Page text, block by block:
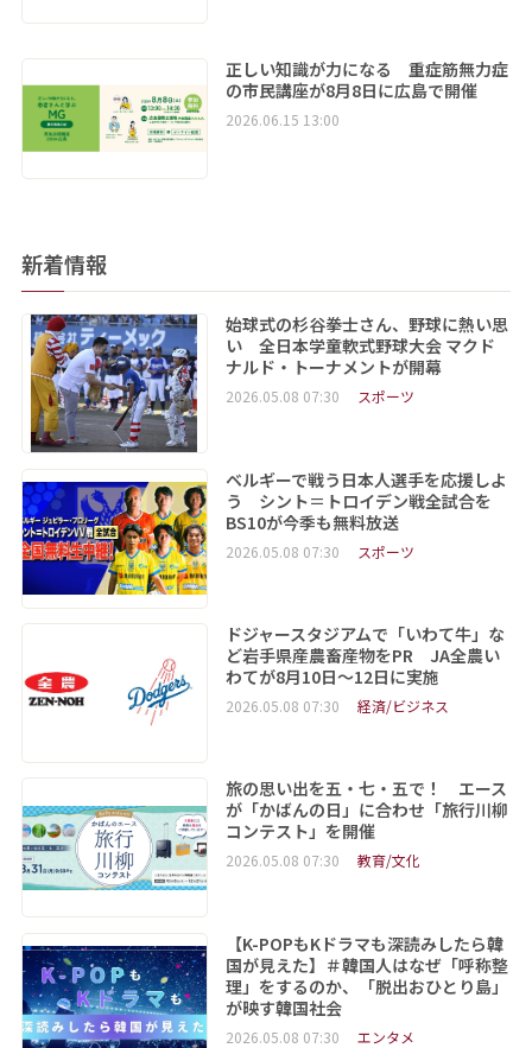
正しい知識が力になる 重症筋無力症
の市民講座が8月8日に広島で開催
2026.06.15 13:00
新着情報
始球式の杉谷拳士さん、野球に熱い思
い 全日本学童軟式野球大会 マクド
ナルド・トーナメントが開幕
2026.05.08 07:30 スポーツ
ベルギーで戦う日本人選手を応援しよ
う シント＝トロイデン戦全試合を
BS10が今季も無料放送
2026.05.08 07:30 スポーツ
ドジャースタジアムで「いわて牛」な
ど岩手県産農畜産物をPR JA全農い
わてが8月10日～12日に実施
2026.05.08 07:30 経済/ビジネス
旅の思い出を五・七・五で！ エース
が「かばんの日」に合わせ「旅行川柳
コンテスト」を開催
2026.05.08 07:30 教育/文化
【K-POPもKドラマも深読みしたら韓
国が見えた】＃韓国人はなぜ「呼称整
理」をするのか、「脱出おひとり島」
が映す韓国社会
2026.05.08 07:30 エンタメ